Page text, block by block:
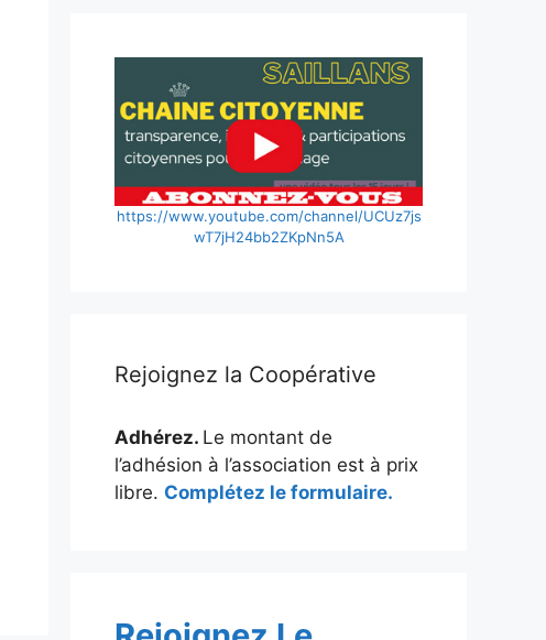
https://www.youtube.com/channel/UCUz7js
wT7jH24bb2ZKpNn5A
Rejoignez la Coopérative
Adhérez. Le montant de
l’adhésion à l’association est à prix
libre. Complétez le formulaire.